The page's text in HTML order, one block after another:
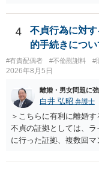
ントは以下の通りです
い（免責された借金を
ます） ・過去のDVや過
い ・予定通り毅然とし
の、ご自身の生活と精
くというご判断は非常
4
不貞行為に対
的手続きについ
#有責配偶者 #不倫慰謝料 #
2026年8月5日
離婚・男女問題に
白井 弘昭 弁護士
＞こちらに有利に離婚
不貞の証拠としては、
に行った証拠、複数回
婚する、慰謝料をとる